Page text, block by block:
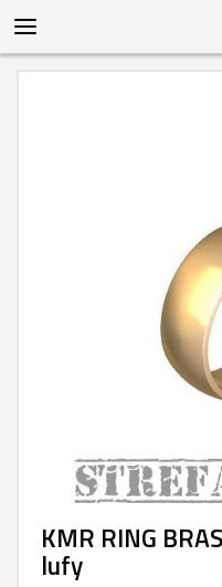
KMR RING
lufy